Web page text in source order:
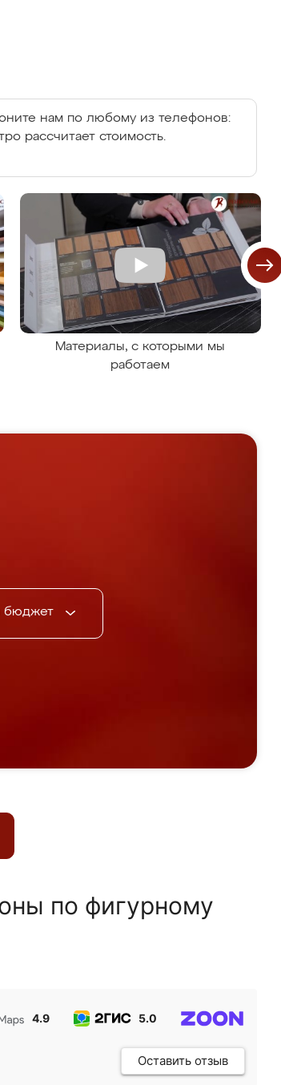
нам по любому из телефонов:
рассчитает стоимость.
Материалы, с которыми мы
работаем
бюджет
по фигурному
4.9 5.0
Оставить отзыв